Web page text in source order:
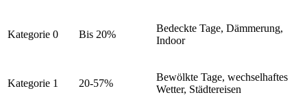
Kategorie 0 Bis 20%
Bedeckte Tage, Dämmerung,
Indoor
Kategorie 1 20-57%
Bewölkte Tage, wechselhaftes
Wetter, Städtereisen